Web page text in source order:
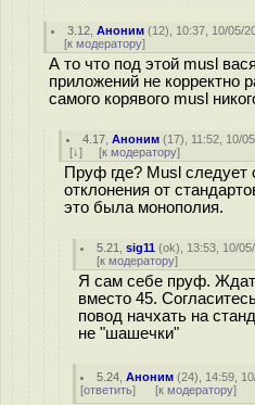
3.12 ,Аноним (12), 10:37, 10/05/
[к модератору]
А то что под этой musl
приложений не корректно
самого корявого musl
4.17 ,Аноним (17), 11:52, 10/
[↓] [к модератору]
Пруф где? Musl следует
отклонения от
это была монополия.
5.21 ,sig11 (ok), 13:53, 10/
[к модератору]
Я сам себе пруф.
вместо 45.
повод начхать на
не "шашечки"
5.24 ,Аноним (24), 14:59,
[ответить] [к модератору]